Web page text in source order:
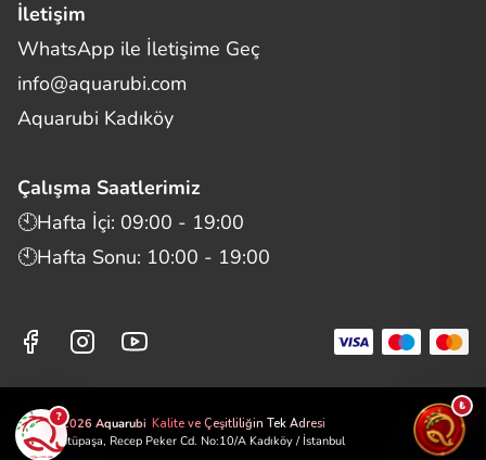
İletişim
WhatsApp ile İletişime Geç
info@aquarubi.com
Aquarubi Kadıköy
Çalışma Saatlerimiz
🕙Hafta İçi: 09:00 - 19:00
🕙Hafta Sonu: 10:00 - 19:00
©2026 Aquarubi Kalite ve Çeşitliliğin Tek Adresi
📍 Zühtüpaşa, Recep Peker Cd. No:10/A Kadıköy / İstanbul
?
Merhaba! Size nasıl yardımcı
olabilirim?
Bilgi
Müşteri Destek
₺